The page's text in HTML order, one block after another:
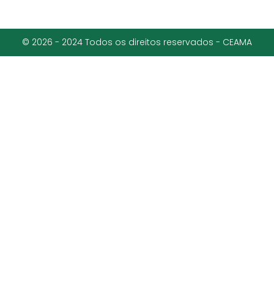
© 2026 - 2024 Todos os direitos reservados - CEAMA